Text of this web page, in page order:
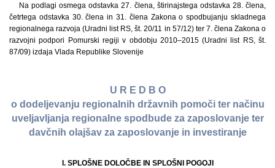
Na podlagi osmega odstavka 27. člena, štirinajstega odstavka 28. člena,
četrtega odstavka 30. člena in 31. člena Zakona o spodbujanju skladnega
regionalnega razvoja (Uradni list RS, št. 20/11 in 57/12) ter 7. člena Zakona o
razvojni podpori Pomurski regiji v obdobju 2010–2015 (Uradni list RS, št.
87/09) izdaja Vlada Republike Slovenije
U R E D B O
o dodeljevanju regionalnih državnih pomoči ter načinu
uveljavljanja regionalne spodbude za zaposlovanje ter
davčnih olajšav za zaposlovanje in investiranje
I. SPLOŠNE DOLOČBE IN SPLOŠNI POGOJI